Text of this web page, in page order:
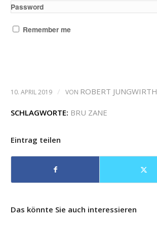
Password
Remember me
10. APRIL 2019 / VON ROBERT JUNGWIRTH
SCHLAGWORTE: BRU ZANE
Eintrag teilen
Das könnte Sie auch interessieren